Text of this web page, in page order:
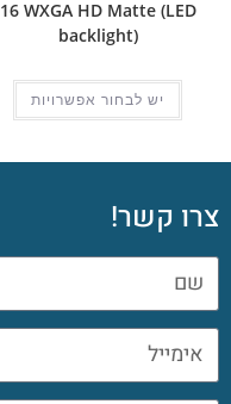
16 WXGA HD Matte (LED
backlight)
יש לבחור אפשרויות
צרו קשר!